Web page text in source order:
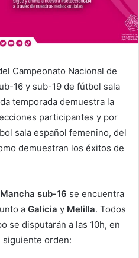
Campeonato Nacional de
16 y sub-19 de fútbol sala
temporada demuestra la
participantes y por
sala español femenino, del
demuestran los éxitos de
sub-16 se encuentra
a Galicia y Melilla. Todos
se disputarán a las 10h, en
siguiente orden: